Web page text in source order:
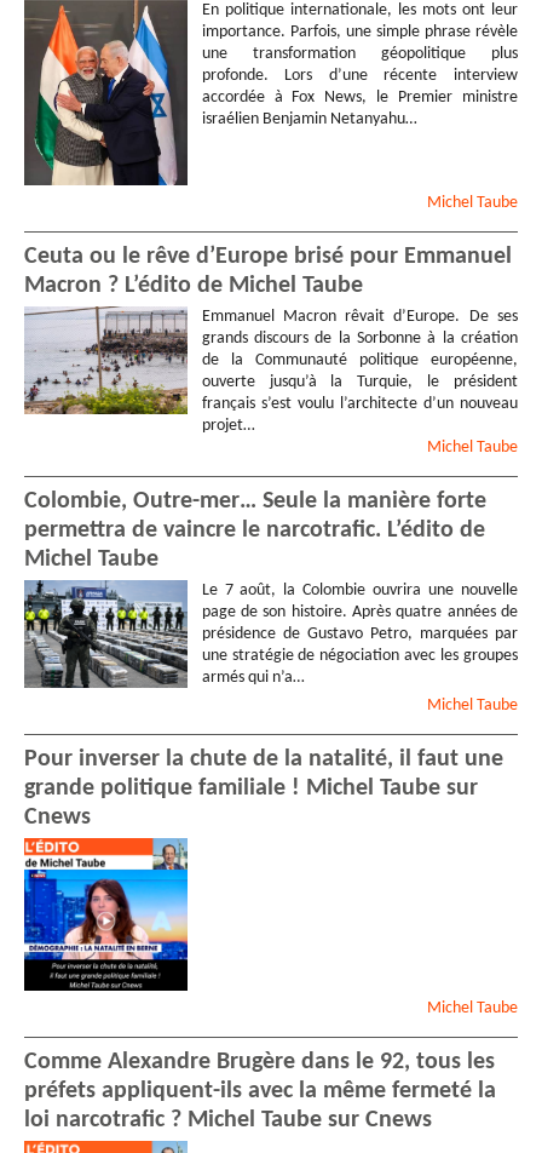
En politique internationale, les mots ont leur
importance. Parfois, une simple phrase révèle
une transformation géopolitique plus
profonde. Lors d’une récente interview
accordée à Fox News, le Premier ministre
israélien Benjamin Netanyahu…
Michel Taube
Ceuta ou le rêve d’Europe brisé pour Emmanuel
Macron ? L’édito de Michel Taube
Emmanuel Macron rêvait d’Europe. De ses
grands discours de la Sorbonne à la création
de la Communauté politique européenne,
ouverte jusqu’à la Turquie, le président
français s’est voulu l’architecte d’un nouveau
projet…
Michel Taube
Colombie, Outre-mer… Seule la manière forte
permettra de vaincre le narcotrafic. L’édito de
Michel Taube
Le 7 août, la Colombie ouvrira une nouvelle
page de son histoire. Après quatre années de
présidence de Gustavo Petro, marquées par
une stratégie de négociation avec les groupes
armés qui n’a…
Michel Taube
Pour inverser la chute de la natalité, il faut une
grande politique familiale ! Michel Taube sur
Cnews
Michel Taube
Comme Alexandre Brugère dans le 92, tous les
préfets appliquent-ils avec la même fermeté la
loi narcotrafic ? Michel Taube sur Cnews